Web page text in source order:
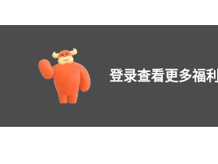
登录查看更多福